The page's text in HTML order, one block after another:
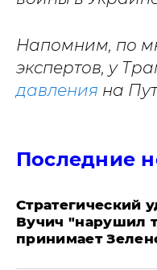
Напомним, по
экспертов, у
давления на
Последние
Стратегический
Вучич "нарушил
принимает